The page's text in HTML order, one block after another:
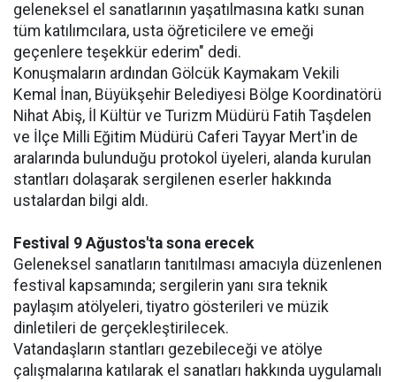
geleneksel el sanatlarının yaşatılmasına katkı sunan
tüm katılımcılara, usta öğreticilere ve emeği
geçenlere teşekkür ederim" dedi.
Konuşmaların ardından Gölcük Kaymakam Vekili
Kemal İnan, Büyükşehir Belediyesi Bölge Koordinatörü
Nihat Abiş, İl Kültür ve Turizm Müdürü Fatih Taşdelen
ve İlçe Milli Eğitim Müdürü Caferi Tayyar Mert'in de
aralarında bulunduğu protokol üyeleri, alanda kurulan
stantları dolaşarak sergilenen eserler hakkında
ustalardan bilgi aldı.
Festival 9 Ağustos'ta sona erecek
Geleneksel sanatların tanıtılması amacıyla düzenlenen
festival kapsamında; sergilerin yanı sıra teknik
paylaşım atölyeleri, tiyatro gösterileri ve müzik
dinletileri de gerçekleştirilecek.
Vatandaşların stantları gezebileceği ve atölye
çalışmalarına katılarak el sanatları hakkında uygulamalı